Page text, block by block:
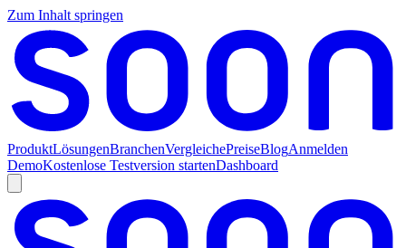
Zum Inhalt springen
ProduktLösungenBranchenVergleichePreiseBlogAnmelden
DemoKostenlose Testversion startenDashboard